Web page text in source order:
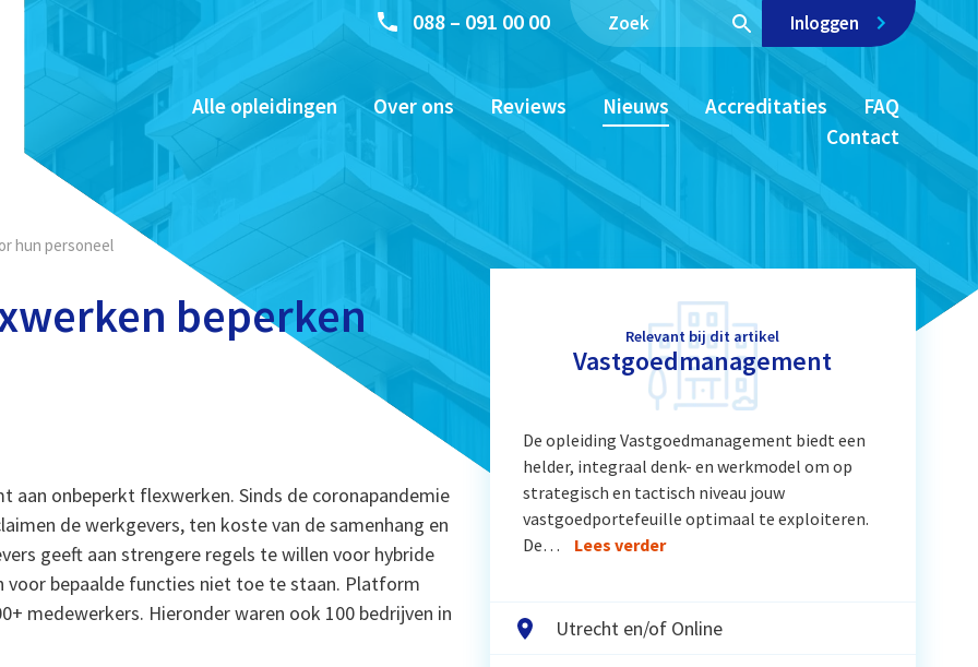
088 – 091 00 00 Inloggen
Alle opleidingen Over ons Reviews Nieuws Accreditaties
FAQ
Contact
hun personeel
beperken
aan onbeperkt flexwerken. Sinds de coronapandemie
de werkgevers, ten koste van de samenhang en
geeft aan strengere regels te willen voor hybride
bepaalde functies niet toe te staan. Platform
medewerkers. Hieronder waren ook 100 bedrijven in
Relevant bij dit artikel
Vastgoedmanagement
De opleiding Vastgoedmanagement biedt een
helder, integraal denk- en werkmodel om op
strategisch en tactisch niveau jouw
vastgoedportefeuille optimaal te exploiteren.
De…
Lees verder
Utrecht en/of Online